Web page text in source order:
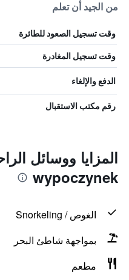
من الجيد أن تعلم
وقت تسجيل الصعود للطائرة
وقت تسجيل المغادرة
الدفع والإلغاء
رقم مكتب الاستقبال
wypoczynek
الغوص / Snorkeling
بمواجهة شاطئ البحر
مطعم